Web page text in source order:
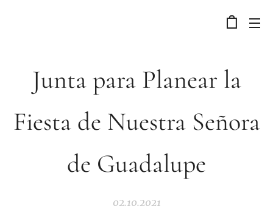
Junta para Planear la
Fiesta de Nuestra Señora
de Guadalupe
02.10.2021